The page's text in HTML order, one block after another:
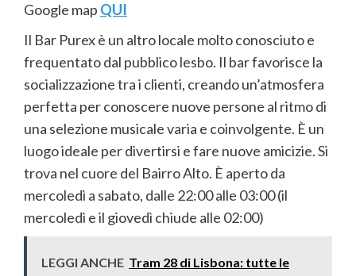
Google map QUI
Il Bar Purex è un altro locale molto conosciuto e
frequentato dal pubblico lesbo. Il bar favorisce la
socializzazione tra i clienti, creando un’atmosfera
perfetta per conoscere nuove persone al ritmo di
una selezione musicale varia e coinvolgente. È un
luogo ideale per divertirsi e fare nuove amicizie. Si
trova nel cuore del Bairro Alto. È aperto da
mercoledì a sabato, dalle 22:00 alle 03:00 (il
mercoledì e il giovedì chiude alle 02:00)
LEGGI ANCHE Tram 28 di Lisbona: tutte le